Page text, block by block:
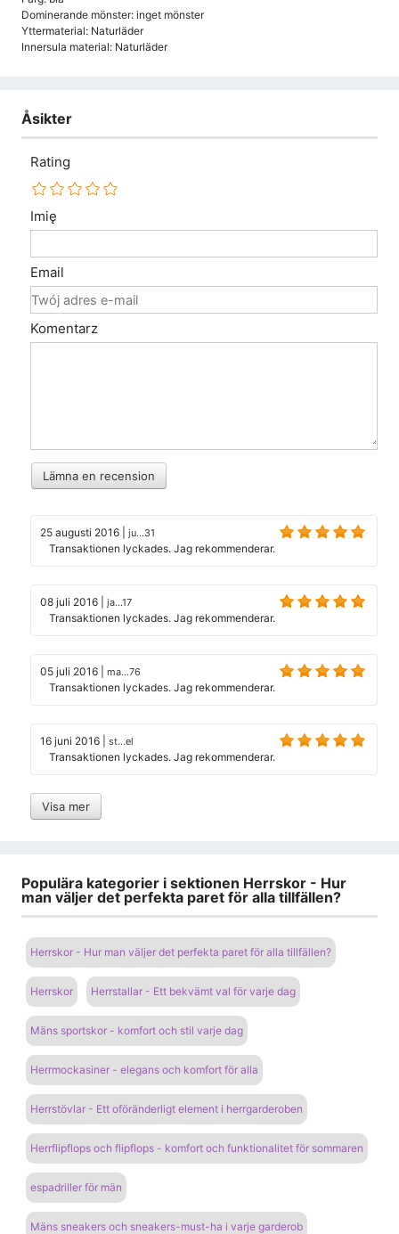
Dominerande mönster: inget mönster
Yttermaterial: Naturläder
Innersula material: Naturläder
Åsikter
Rating
Imię
Email
Komentarz
Lämna en recension
25 augusti 2016 ju...31
Transaktionen lyckades. Jag rekommenderar.
08 juli 2016 ja...17
Transaktionen lyckades. Jag rekommenderar.
05 juli 2016 ma...76
Transaktionen lyckades. Jag rekommenderar.
16 juni 2016 st...el
Transaktionen lyckades. Jag rekommenderar.
Visa mer
Populära kategorier i sektionen Herrskor - Hur
man väljer det perfekta paret för alla tillfällen?
Herrskor - Hur man väljer det perfekta paret för alla tillfällen?
Herrskor Herrstallar - Ett bekvämt val för varje dag
Mäns sportskor - komfort och stil varje dag
Herrmockasiner - elegans och komfort för alla
Herrstövlar - Ett oföränderligt element i herrgarderoben
Herrflipflops och flipflops - komfort och funktionalitet för sommaren
espadriller för män
Mäns sneakers och sneakers-must-ha i varje garderob